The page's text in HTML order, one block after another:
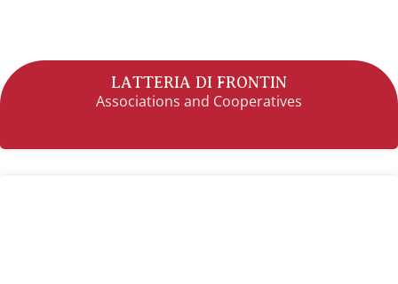
LATTERIA DI FRONTIN
Associations and Cooperatives